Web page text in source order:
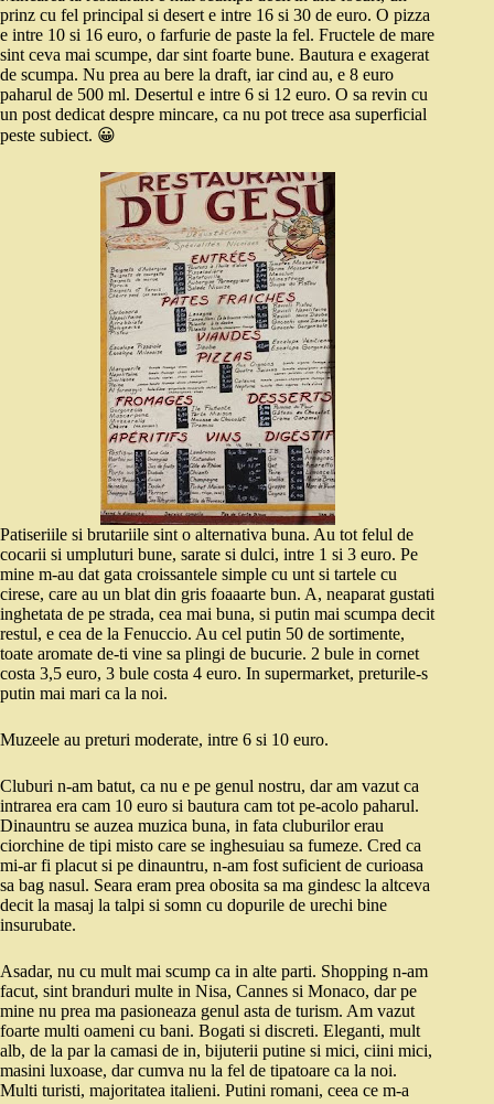
prinz cu fel principal si desert e intre 16 si 30 de euro. O pizza
e intre 10 si 16 euro, o farfurie de paste la fel. Fructele de mare
sint ceva mai scumpe, dar sint foarte bune. Bautura e exagerat
de scumpa. Nu prea au bere la draft, iar cind au, e 8 euro
paharul de 500 ml. Desertul e intre 6 si 12 euro. O sa revin cu
un post dedicat despre mincare, ca nu pot trece asa superficial
peste subiect. 😀
Patiseriile si brutariile sint o alternativa buna. Au tot felul de
cocarii si umpluturi bune, sarate si dulci, intre 1 si 3 euro. Pe
mine m-au dat gata croissantele simple cu unt si tartele cu
cirese, care au un blat din gris foaaarte bun. A, neaparat gustati
inghetata de pe strada, cea mai buna, si putin mai scumpa decit
restul, e cea de la Fenuccio. Au cel putin 50 de sortimente,
toate aromate de-ti vine sa plingi de bucurie. 2 bule in cornet
costa 3,5 euro, 3 bule costa 4 euro. In supermarket, preturile-s
putin mai mari ca la noi.
Muzeele au preturi moderate, intre 6 si 10 euro.
Cluburi n-am batut, ca nu e pe genul nostru, dar am vazut ca
intrarea era cam 10 euro si bautura cam tot pe-acolo paharul.
Dinauntru se auzea muzica buna, in fata cluburilor erau
ciorchine de tipi misto care se inghesuiau sa fumeze. Cred ca
mi-ar fi placut si pe dinauntru, n-am fost suficient de curioasa
sa bag nasul. Seara eram prea obosita sa ma gindesc la altceva
decit la masaj la talpi si somn cu dopurile de urechi bine
insurubate.
Asadar, nu cu mult mai scump ca in alte parti. Shopping n-am
facut, sint branduri multe in Nisa, Cannes si Monaco, dar pe
mine nu prea ma pasioneaza genul asta de turism. Am vazut
foarte multi oameni cu bani. Bogati si discreti. Eleganti, mult
alb, de la par la camasi de in, bijuterii putine si mici, ciini mici,
masini luxoase, dar cumva nu la fel de tipatoare ca la noi.
Multi turisti, majoritatea italieni. Putini romani, ceea ce m-a